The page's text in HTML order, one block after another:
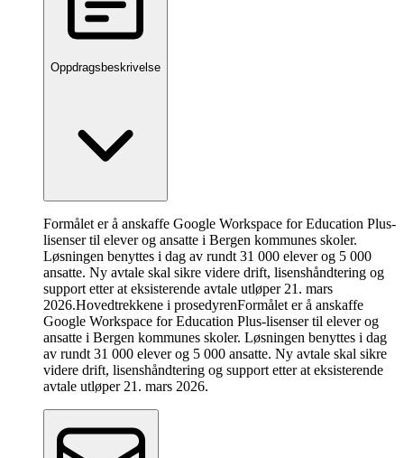
Oppdragsbeskrivelse
Formålet er å anskaffe Google Workspace for Education Plus-
lisenser til elever og ansatte i Bergen kommunes skoler.
Løsningen benyttes i dag av rundt 31 000 elever og 5 000
ansatte. Ny avtale skal sikre videre drift, lisenshåndtering og
support etter at eksisterende avtale utløper 21. mars
2026.Hovedtrekkene i prosedyrenFormålet er å anskaffe
Google Workspace for Education Plus-lisenser til elever og
ansatte i Bergen kommunes skoler. Løsningen benyttes i dag
av rundt 31 000 elever og 5 000 ansatte. Ny avtale skal sikre
videre drift, lisenshåndtering og support etter at eksisterende
avtale utløper 21. mars 2026.